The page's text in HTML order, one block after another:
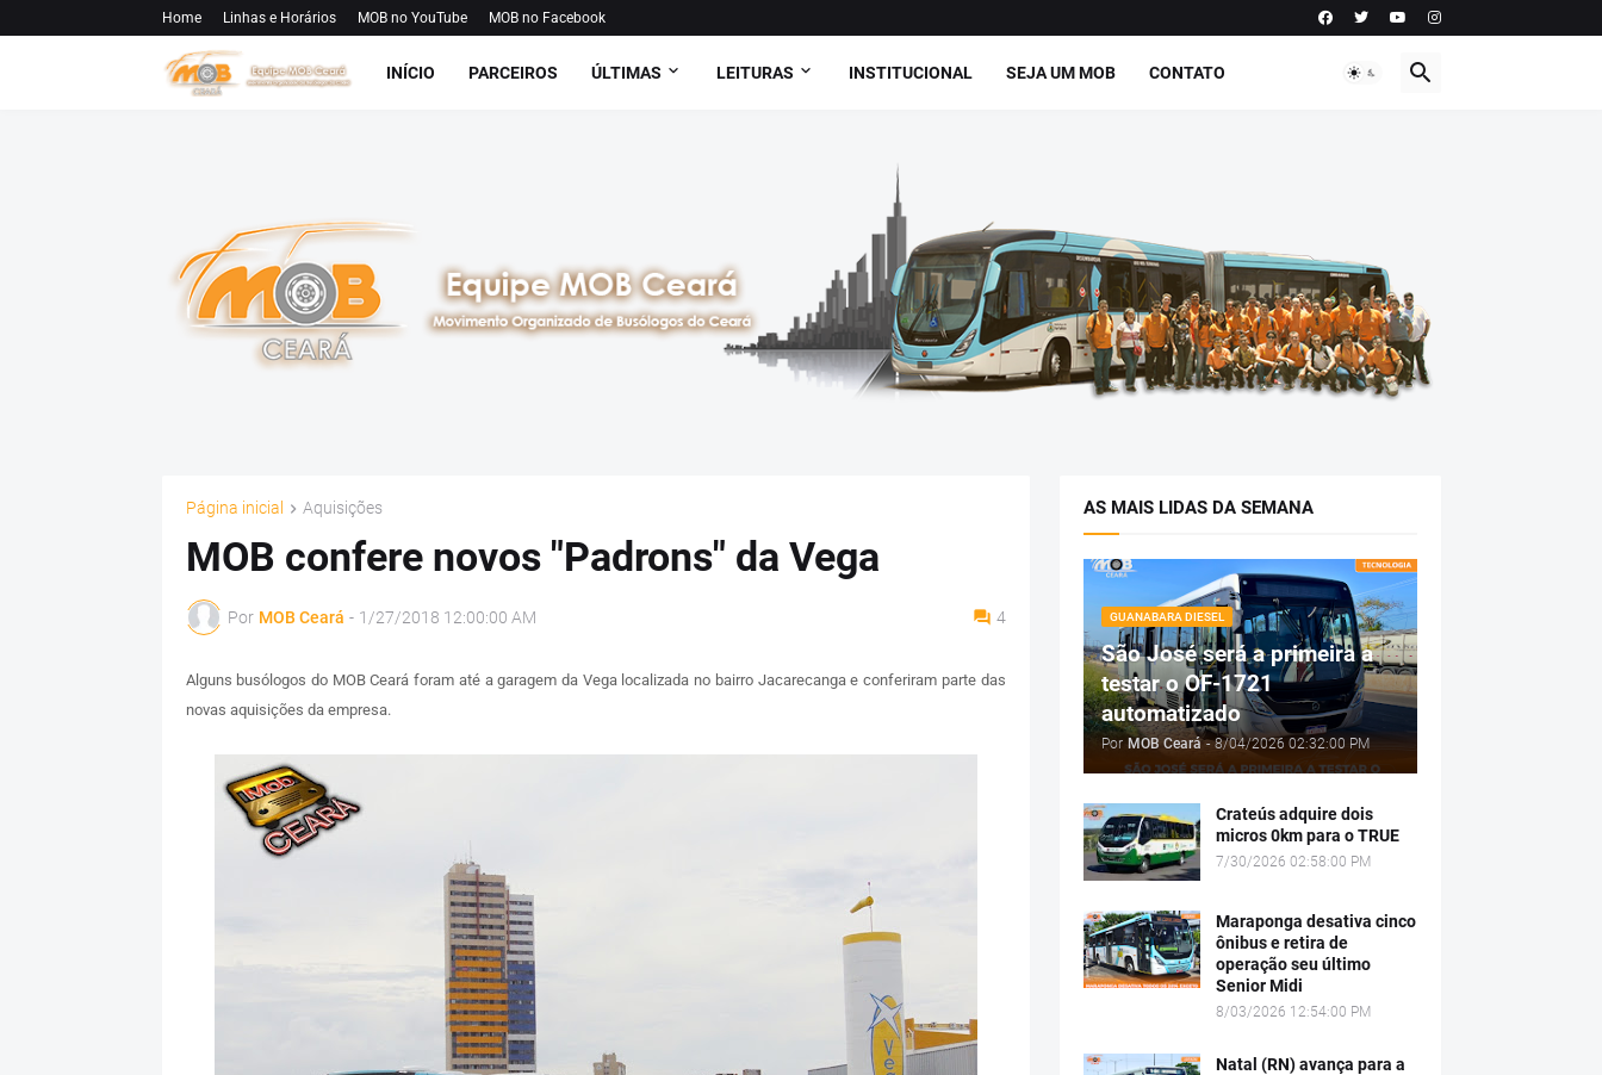
Home Linhas e Horários MOB no YouTube MOB no Facebook
INÍCIO PARCEIROS ÚLTIMAS LEITURAS INSTITUCIONAL SEJA UM MOB CONTATO
Página inicial Aquisições
MOB confere novos "Padrons" da Vega
Por MOB Ceará - 1/27/2018 12:00:00 AM 4
Alguns busólogos do MOB Ceará foram até a garagem da Vega localizada no bairro Jacarecanga e conferiram parte das
novas aquisições da empresa.
AS MAIS LIDAS DA SEMANA
GUANABARA DIESEL
São José será a primeira a
testar o OF-1721
automatizado
Por MOB Ceará - 8/04/2026 02:32:00 PM
Crateús adquire dois
micros 0km para o TRUE
7/30/2026 02:58:00 PM
Maraponga desativa cinco
ônibus e retira de
operação seu último
Senior Midi
8/03/2026 12:54:00 PM
Natal (RN) avança para a